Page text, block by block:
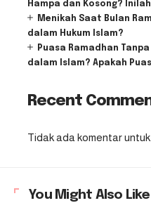
Hampa dan Kosong?
Menikah Saat Bulan
dalam Hukum Islam?
Puasa Ramadhan
dalam Islam? Apakah
Recent
Tidak ada komentar untuk
You Might Also Like